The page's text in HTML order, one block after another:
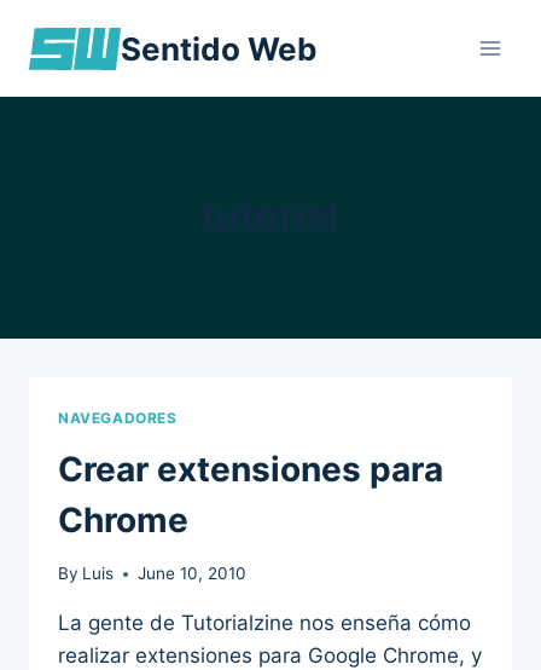
Sentido Web
NAVEGADORES
Crear extensiones para
Chrome
By Luis June 10, 2010
La gente de Tutorialzine nos enseña cómo
realizar extensiones para Google Chrome, y